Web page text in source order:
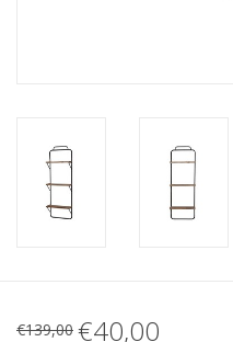
Verlichting
Tuinmeubels en deco
Fake plants
€139,00 €40,00